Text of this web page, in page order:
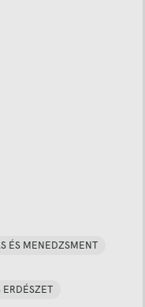
ÉS MENEDZSMENT
ERDÉSZET